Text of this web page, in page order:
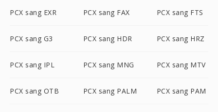
PCX sang EXR PCX sang FAX PCX sang FTS
PCX sang G3 PCX sang HDR PCX sang HRZ
PCX sang IPL PCX sang MNG PCX sang MTV
PCX sang OTB PCX sang PALM PCX sang PAM